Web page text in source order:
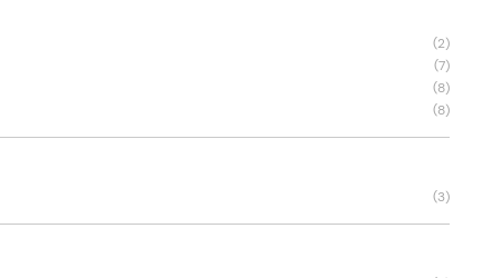
(2)
(7)
(8)
(8)
(3)